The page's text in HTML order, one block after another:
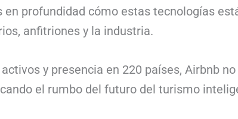
profundidad cómo estas tecnologías
anfitriones y la industria.
y presencia en 220 países, Airbnb
el rumbo del futuro del turismo